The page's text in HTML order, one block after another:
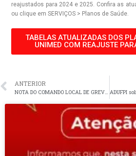
reajustados para 2024 e 2025. Confira as
ou clique em SERVIÇOS > Planos de Saúde.
TABELAS ATUALIZADAS DOS
UNIMED COM REAJUSTE
ANTERIOR